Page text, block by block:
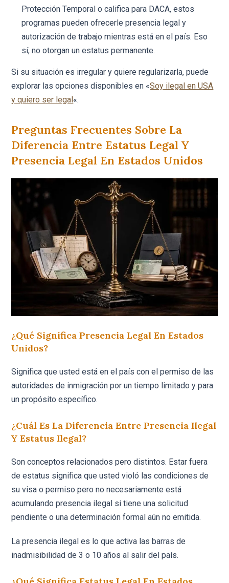
Protección Temporal o califica para DACA, estos
programas pueden ofrecerle presencia legal y
autorización de trabajo mientras está en el país. Eso
sí, no otorgan un estatus permanente.
Si su situación es irregular y quiere regularizarla, puede
explorar las opciones disponibles en «Soy ilegal en USA
y quiero ser legal«.
Preguntas Frecuentes Sobre La
Diferencia Entre Estatus Legal Y
Presencia Legal En Estados Unidos
¿Qué Significa Presencia Legal En Estados
Unidos?
Significa que usted está en el país con el permiso de las
autoridades de inmigración por un tiempo limitado y para
un propósito específico.
¿Cuál Es La Diferencia Entre Presencia Ilegal
Y Estatus Ilegal?
Son conceptos relacionados pero distintos. Estar fuera
de estatus significa que usted violó las condiciones de
su visa o permiso pero no necesariamente está
acumulando presencia ilegal si tiene una solicitud
pendiente o una determinación formal aún no emitida.
La presencia ilegal es lo que activa las barras de
inadmisibilidad de 3 o 10 años al salir del país.